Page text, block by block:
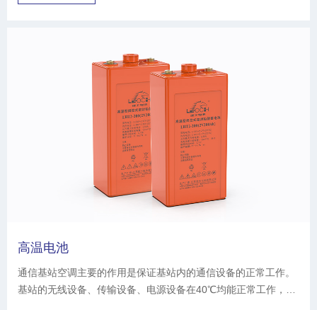
高温电池
通信基站空调主要的作用是保证基站内的通信设备的正常工作。
基站的无线设备、传输设备、电源设备在40℃均能正常工作，只